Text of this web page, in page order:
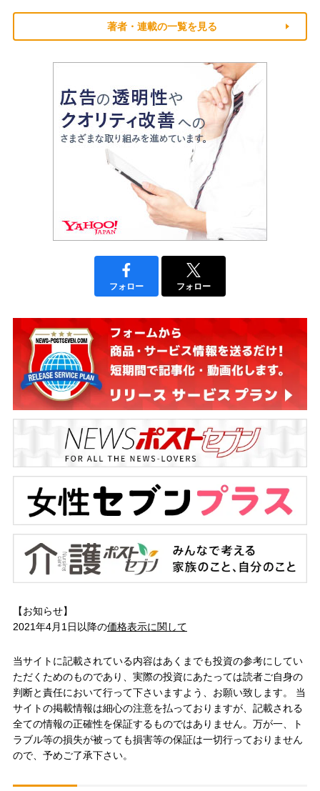
著者・連載の一覧を見る
フォロー フォロー
【お知らせ】
2021年4月1日以降の価格表示に関して
当サイトに記載されている内容はあくまでも投資の参考にしてい
ただくためのものであり、実際の投資にあたっては読者ご自身の
判断と責任において行って下さいますよう、お願い致します。 当
サイトの掲載情報は細心の注意を払っておりますが、記載される
全ての情報の正確性を保証するものではありません。万が一、ト
ラブル等の損失が被っても損害等の保証は一切行っておりません
ので、予めご了承下さい。